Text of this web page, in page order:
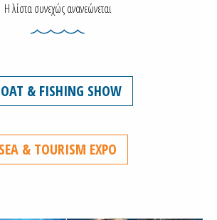
Η λίστα συνεχώς ανανεώνεται
& FISHING SHOW
SEA & TOURISM EXPO